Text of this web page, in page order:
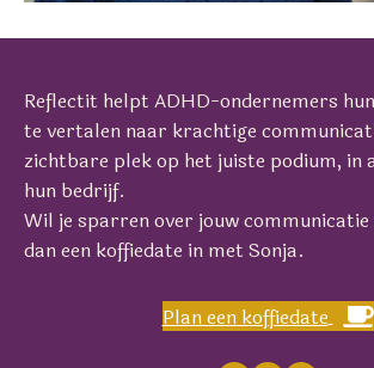
Reflectit helpt ADHD-ondernemers
te vertalen naar krachtige
zichtbare plek op het juiste podium, in
hun bedrijf.
Wil je sparren over jouw communicatie
dan een koffiedate in met Sonja.
Plan een koffiedate